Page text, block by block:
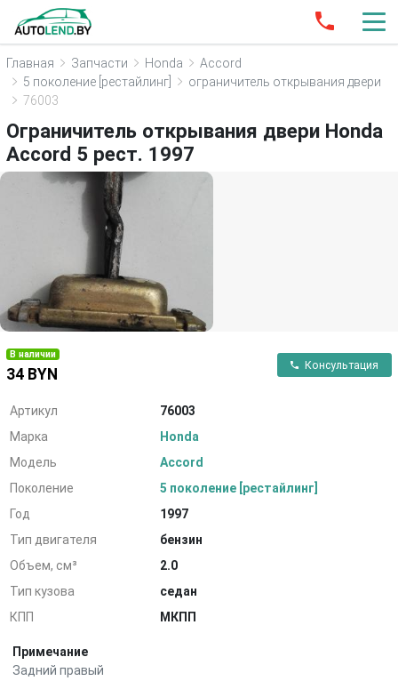
Главная Запчасти Honda
Accord
5 поколение [рестайлинг]
ограничитель открывания двери
76003
Ограничитель открывания двери Honda
Accord 5 рест. 1997
В наличии
34 BYN
Консультация
Артикул
76003
Марка
Honda
Модель
Accord
Поколение
5 поколение [рестайлинг]
Год
1997
Тип двигателя
бензин
Объем, см³
2.0
Тип кузова
седан
КПП
МКПП
Примечание
Задний правый